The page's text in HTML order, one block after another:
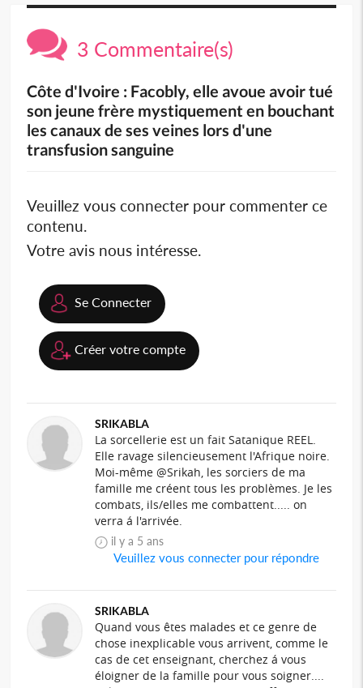
3 Commentaire(s)
Côte d'Ivoire : Facobly, elle avoue avoir tué
son jeune frère mystiquement en bouchant
les canaux de ses veines lors d'une
transfusion sanguine
Veuillez vous connecter pour commenter ce
contenu.
Votre avis nous intéresse.
Se Connecter
Créer votre compte
SRIKABLA
La sorcellerie est un fait Satanique REEL.
Elle ravage silencieusement l'Afrique noire.
Moi-même @Srikah, les sorciers de ma
famille me créent tous les problèmes. Je les
combats, ils/elles me combattent..... on
verra á l'arrivée.
il y a 5 ans
Veuillez vous connecter pour répondre
SRIKABLA
Quand vous êtes malades et ce genre de
chose inexplicable vous arrivent, comme le
cas de cet enseignant, cherchez á vous
éloigner de la famille pour vous soigner....